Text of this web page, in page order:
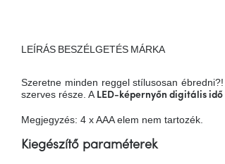
LEÍRÁS BESZÉLGETÉS MÁRKA
Szeretne minden reggel stílusosan ébredni?!
szerves része. A LED-képernyőn digitális idő
Megjegyzés: 4 x AAA elem nem tartozék.
Kiegészítő paraméterek